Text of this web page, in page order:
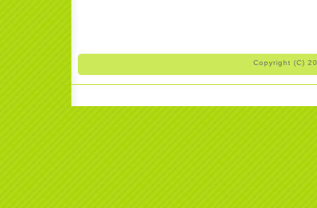
Copyright (C)